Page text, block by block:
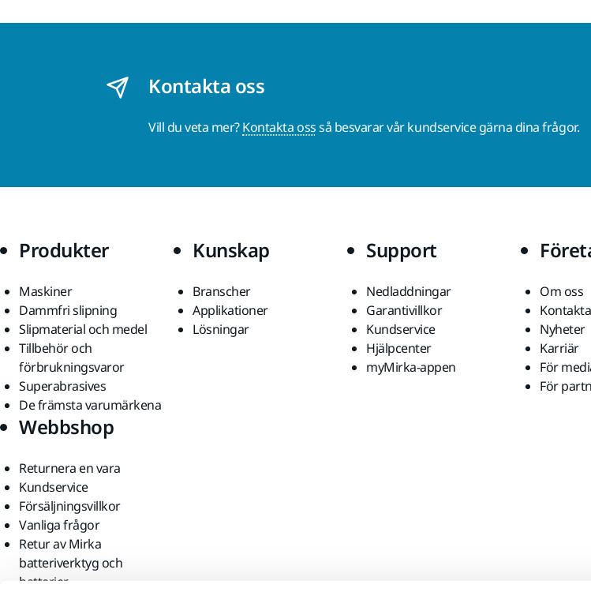
Kontakta oss
Vill du veta mer?Kontakta ossså besvarar vår kundservice gärna dina frågor.
Produkter
Maskiner
Dammfri slipning
Slipmaterial och medel
Tillbehör och
förbrukningsvaror
Superabrasives
De främsta varumärkena
Kunskap
Branscher
Applikationer
Lösningar
Support
Nedladdningar
Garantivillkor
Kundservice
Hjälpcenter
myMirka-appen
Om oss
Nyheter
Karriär
För
För
Webbshop
Returnera en vara
Kundservice
Försäljningsvillkor
Vanliga frågor
Retur av Mirka
batteriverktyg och
batterier